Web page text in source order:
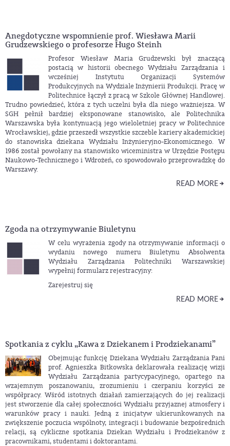
Anegdotyczne wspomnienie prof. Wiesława Marii
Grudzewskiego o profesorze Hugo Steinh
Profesor Wiesław Maria Grudzewski był znaczącą
postacią w historii obecnego Wydziału Zarządzania i
wcześniej Instytutu Organizacji Systemów
Produkcyjnych na Wydziale Inżynierii Produkcji. Pracę w
Politechnice łączył z pracą w Szkole Głównej Handlowej.
Trudno powiedzieć, która z tych uczelni była dla niego ważniejsza. W
SGH pełnił bardziej eksponowane stanowisko, ale Politechnika
Warszawska była kontynuacją jego wieloletniej pracy w Politechnice
Wrocławskiej, gdzie przeszedł wszystkie szczeble kariery akademickiej
do stanowiska dziekana Wydziału Inżynieryjno-Ekonomicznego. W
1986 został powołany na stanowisko wiceministra w Urzędzie Postępu
Naukowo-Technicznego i Wdrożeń, co spowodowało przeprowadzkę do
Warszawy.
READ MORE
Zgoda na otrzymywanie Biuletynu
W celu wyrażenia zgody na otrzymywanie informacji o
wydaniu nowego numeru Biuletynu Absolwenta
Wydziału Zarządzania Politechniki Warszawskiej
wypełnij formularz rejestracyjny:
Zarejestruj się
READ MORE
Spotkania z cyklu „Kawa z Dziekanem i Prodziekanami”
Obejmując funkcję Dziekana Wydziału Zarządzania Pani
prof. Agnieszka Bitkowska deklarowała realizację wizji
Wydziału Zarządzania partycypacyjnego, opartego na
wzajemnym poszanowaniu, zrozumieniu i czerpaniu korzyści ze
współpracy. Wśród istotnych działań zamierzających do jej realizacji
jest stworzenie dla całej społeczności Wydziału przyjaznej atmosfery i
warunków pracy i nauki. Jedną z inicjatyw ukierunkowanych na
zwiększenie poczucia wspólnoty, integracji i budowanie bezpośrednich
relacji, są cykliczne spotkania Dziekan Wydziału i Prodziekanów z
pracownikami, studentami i doktorantami.